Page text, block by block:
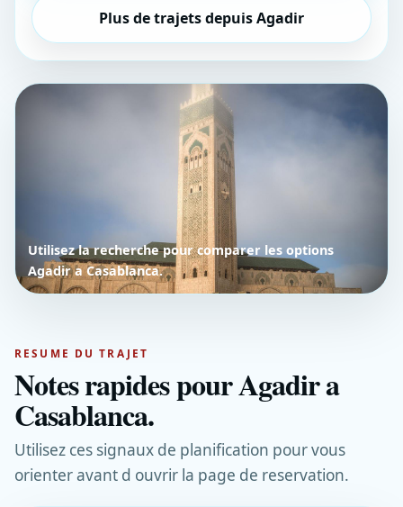
Plus de trajets depuis Agadir
Utilisez la recherche pour comparer les options
Agadir a Casablanca.
RESUME DU TRAJET
Notes rapides pour Agadir a
Casablanca.
Utilisez ces signaux de planification pour vous
orienter avant d ouvrir la page de reservation.